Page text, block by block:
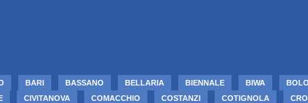
BARI BASSANO BELLARIA BIENNALE BIWA
CIVITANOVA COMACCHIO COSTANZI COTIGNOLA